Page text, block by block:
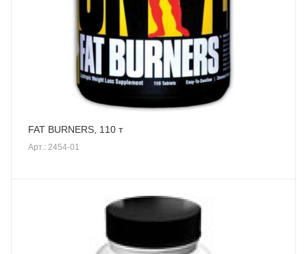
FAT BURNERS, 110 т
Арт.: 2454-01